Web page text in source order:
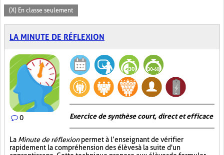
(X) En classe seulement
LA MINUTE DE RÉFLEXION
0 Exercice de synthèse court, direct et efficace
La Minute de réflexionpermet à l’enseignant de vérifier
rapidement la compréhension des élèves à la suite d'un